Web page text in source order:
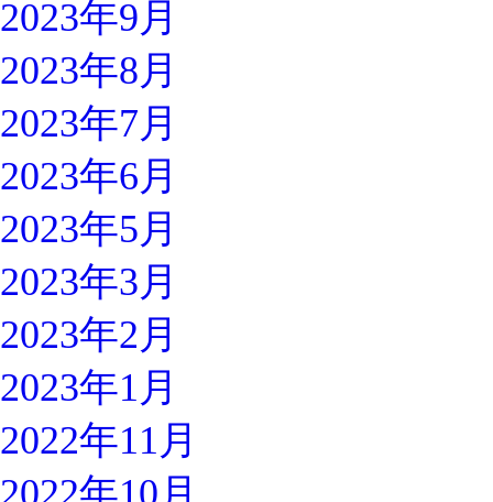
2023年9月
2023年8月
2023年7月
2023年6月
2023年5月
2023年3月
2023年2月
2023年1月
2022年11月
2022年10月